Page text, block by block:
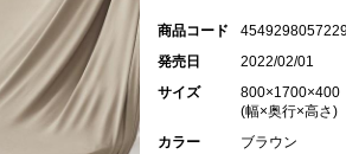
商品コード
発売日
2022/02/01
サイズ
800×1700×400
(幅×奥行×高さ)
カラー
ブラウン